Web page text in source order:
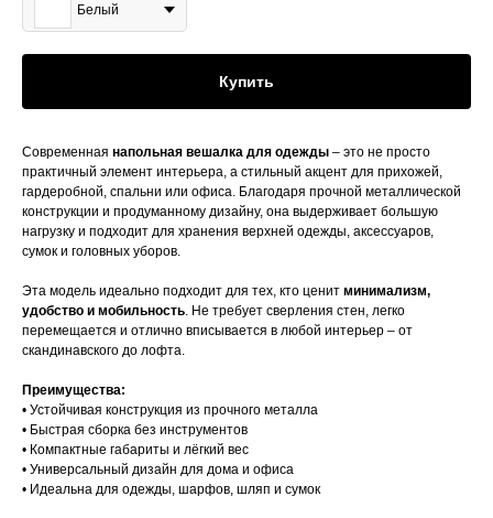
Белый
Купить
Современная напольная вешалка для одежды – это не просто
практичный элемент интерьера, а стильный акцент для прихожей,
гардеробной, спальни или офиса. Благодаря прочной металлической
конструкции и продуманному дизайну, она выдерживает большую
нагрузку и подходит для хранения верхней одежды, аксессуаров,
сумок и головных уборов.
Эта модель идеально подходит для тех, кто ценит минимализм,
удобство и мобильность. Не требует сверления стен, легко
перемещается и отлично вписывается в любой интерьер – от
скандинавского до лофта.
Преимущества:
• Устойчивая конструкция из прочного металла
• Быстрая сборка без инструментов
• Компактные габариты и лёгкий вес
• Универсальный дизайн для дома и офиса
• Идеальна для одежды, шарфов, шляп и сумок